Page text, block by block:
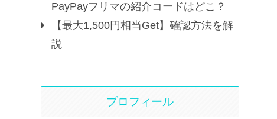
PayPayフリマの紹介コードはどこ？
【最大1,500円相当Get】確認方法を解
説
プロフィール